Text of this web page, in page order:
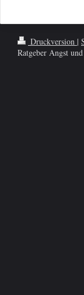
Druckversion |
Ratgeber Angst